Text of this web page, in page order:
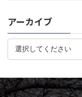
アーカイブ